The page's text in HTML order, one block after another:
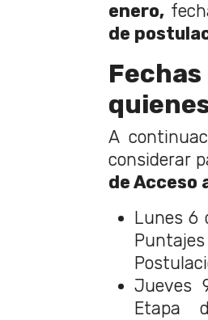
enero,
de
A
considerar
de Acceso
Lunes 6
Jueves
Etapa